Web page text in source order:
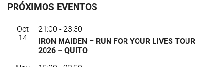
PRÓXIMOS EVENTOS
Oct
14
21:00 - 23:30
IRON MAIDEN – RUN FOR YOUR LIVES TOUR
2026 – QUITO